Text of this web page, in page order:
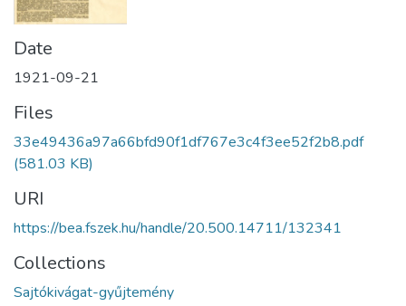
Date
1921-09-21
Files
33e49436a97a66bfd90f1df767e3c4f3ee52f2b8.pdf
(581.03 KB)
URI
https://bea.fszek.hu/handle/20.500.14711/132341
Collections
Sajtókivágat-gyűjtemény